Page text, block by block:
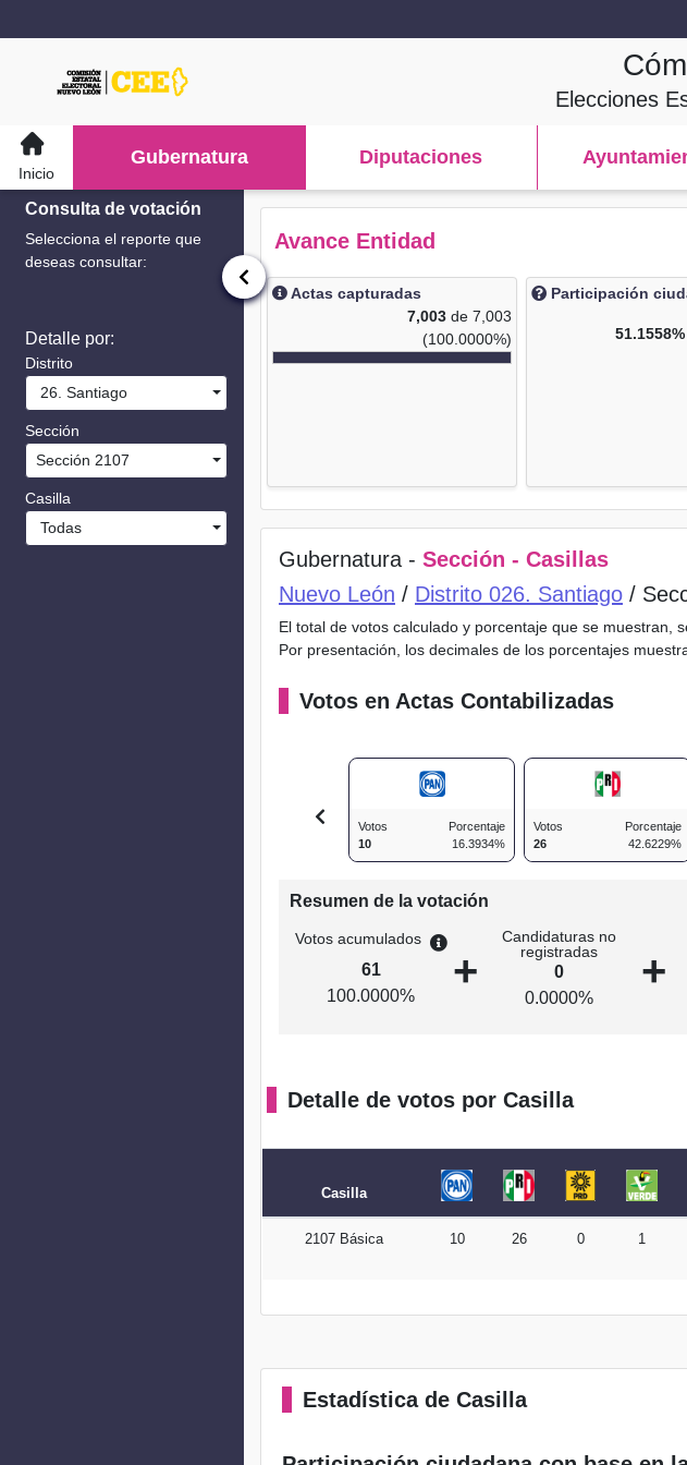
Elecciones
Inicio
Gubernatura Diputaciones
Consulta de votación
Selecciona el reporte que
deseas consultar:
Detalle por:
Distrito
26. Santiago
Sección
Sección 2107
Casilla
Todas
Avance Entidad
Actas capturadas
7,003 de 7,003
(100.0000%)
Participación
51.1558%
Gubernatura - Sección - Casillas
Nuevo León / Distrito 026. Santiago /
El total de votos calculado y porcentaje que se muestran,
Por presentación, los decimales de los porcentajes
Votos en Actas Contabilizadas
Votos
10
Porcentaje
16.3934%
Votos
26
Porcentaje
42.6229%
Resumen de la votación
Votos acumulados
61
100.0000%
+
Candidaturas no
registradas
0
0.0000%
+
Detalle de votos por Casilla
Casilla
2107 Básica 10 26 0 1
Estadística de Casilla